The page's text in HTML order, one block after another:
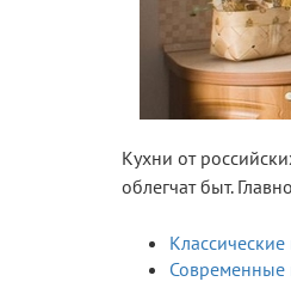
Кухни от
облегчат быт.
Классические
Современные